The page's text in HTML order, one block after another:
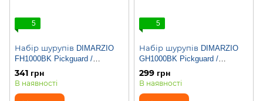
5
Набір шурупів DIMARZIO
FH1000BK Pickguard /
Backplate Screws - SET OF 24
(Black)
341 грн
В наявності
5
Набір шурупів DIMARZIO
GH1000BK Pickguard /
Backplate Screws - Set of 24
(Black)
299 грн
В наявності